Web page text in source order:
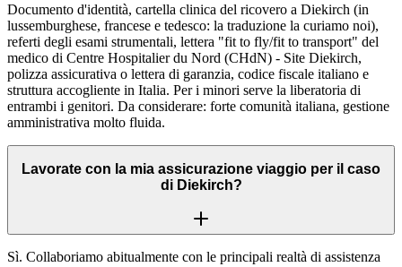
Documento d'identità, cartella clinica del ricovero a Diekirch (in
lussemburghese, francese e tedesco: la traduzione la curiamo noi),
referti degli esami strumentali, lettera "fit to fly/fit to transport" del
medico di Centre Hospitalier du Nord (CHdN) - Site Diekirch,
polizza assicurativa o lettera di garanzia, codice fiscale italiano e
struttura accogliente in Italia. Per i minori serve la liberatoria di
entrambi i genitori. Da considerare: forte comunità italiana, gestione
amministrativa molto fluida.
Lavorate con la mia assicurazione viaggio per il caso
di Diekirch?
Sì. Collaboriamo abitualmente con le principali realtà di assistenza